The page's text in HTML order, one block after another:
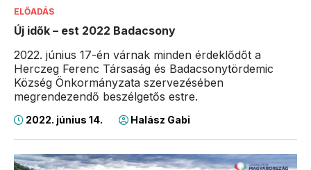
ELŐADÁS
Új idők – est 2022 Badacsony
2022. június 17-én várnak minden érdeklődőt a
Herczeg Ferenc Társaság és Badacsonytördemic
Község Önkormányzata szervezésében
megrendezendő beszélgetős estre.
2022. június 14. Halász Gabi